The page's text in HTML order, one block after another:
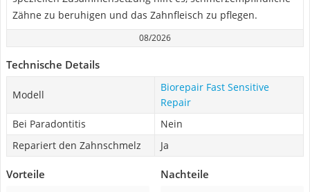
Zähne zu beruhigen und das Zahnfleisch zu pflegen.
08/2026
Technische Details
Modell
Biorepair Fast Sensitive
Repair
Bei Paradontitis
Nein
Repariert den Zahnschmelz
Ja
Vorteile Nachteile